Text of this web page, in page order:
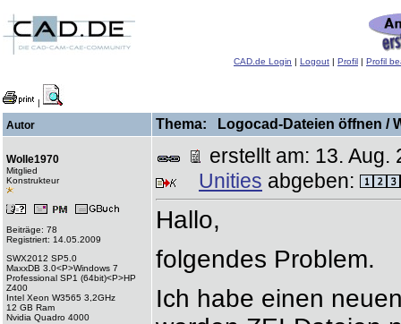
CAD.de Login | Logout | Profil | Profil
|
Autor Thema: Logocad-Dateien öffnen /
Wolle1970
Mitglied
Konstrukteur
Beiträge: 78
Registriert: 14.05.2009
SWX2012 SP5.0
MaxxDB 3.0<P>Windows 7
Professional SP1 (64bit)<P>HP
Z400
Intel Xeon W3565 3,2GHz
12 GB Ram
Nvidia Quadro 4000
erstellt am: 13.
Unities abgeben:
Hallo,
folgendes Problem.
Ich habe einen